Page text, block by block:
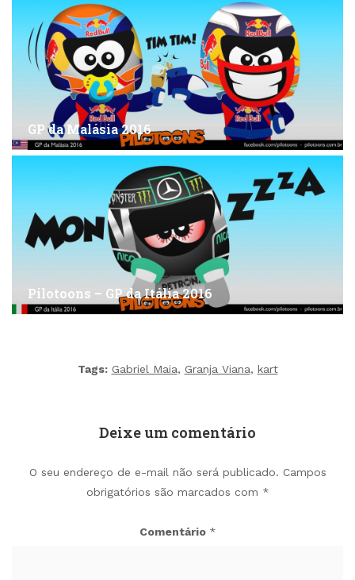
GP da Malásia 2016
Pilotoons – GP da Itália 2016
Tags: Gabriel Maia, Granja Viana, kart
Deixe um comentário
O seu endereço de e-mail não será publicado. Campos
obrigatórios são marcados com *
Comentário *